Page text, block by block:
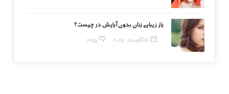
راز زیبایی زنان بدون آرایش در چیست؟
12 آگوست, 2017 285